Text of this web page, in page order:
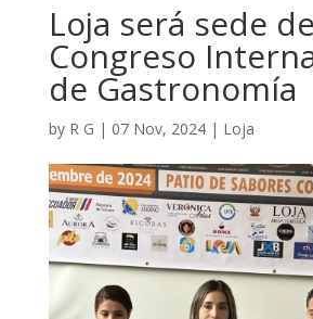
Loja será sede de
Congreso
de Gastronomía
by R G | 07 Nov, 2024| Loja